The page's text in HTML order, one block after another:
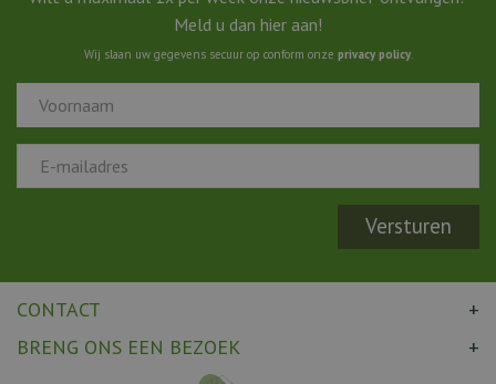
Meld u dan hier aan!
Wij slaan uw gegevens secuur op conform onze privacy policy.
CONTACT
BRENG ONS EEN BEZOEK